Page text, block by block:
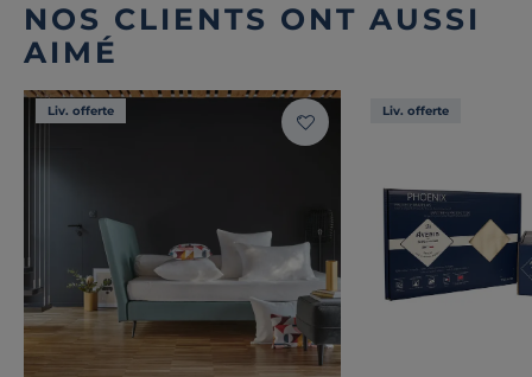
NOS CLIENTS ONT AUSSI
AIMÉ
Liv. offerte Liv. offerte